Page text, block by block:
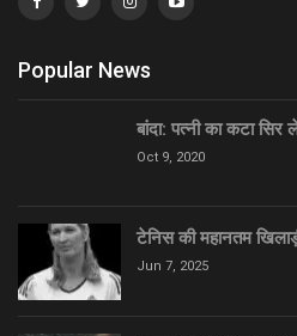
Popular News
बांदा: पत्नी का कटा सिर
Oct 9, 2020
टेनिस की महानतम
Jun 7, 2025